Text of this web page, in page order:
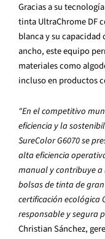
Gracias a su
tinta UltraChrome DF
blanca y su
ancho, este equipo
materiales como
incluso en productos
“En el competitivo
eficiencia y la
SureColor G6070 se
alta eficiencia
manual y contribuye a
bolsas de tinta de
certificación ecológica
responsable y segura
Christian Sánchez,